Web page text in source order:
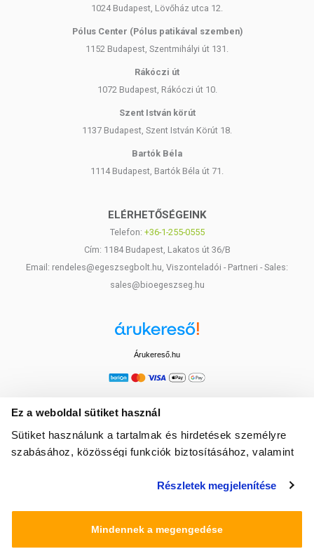
Ez a weboldal sütiket használ
Sütiket használunk a tartalmak és hirdetések személyre
szabásához, közösségi funkciók biztosításához, valamint
média-, hirdető- és elemező partnereinkkel megosztjuk az
amelyeket Ön adott meg számukra vagy az Ön által
Részletek megjelenítése
Mindennek a megengedése
1024 Budapest, Lövőház utca 12.
Pólus Center (Pólus patikával szemben)
1152 Budapest, Szentmihályi út 131.
Rákóczi út
1072 Budapest, Rákóczi út 10.
Szent István körút
1137 Budapest, Szent István Körút 18.
Bartók Béla
1114 Budapest, Bartók Béla út 71.
ELÉRHETŐSÉGEINK
Telefon: +36-1-255-0555
Cím: 1184 Budapest, Lakatos út 36/B
Email: rendeles@egeszsegbolt.hu, Viszonteladói - Partneri - Sales:
sales@bioegeszseg.hu
Árukereső.hu